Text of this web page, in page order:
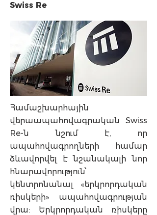
Swiss Re
Համաշխարհային
վերաապահովագրական Swiss
Re-ն նշում է, որ
ապահովագրողների համար
ձևավորվել է նշանակալի նոր
հնարավորություն՝
կենտրոնանալ «երկրորդական
ռիսկերի» ապահովագրության
վրա: Երկրորդական ռիսկերը